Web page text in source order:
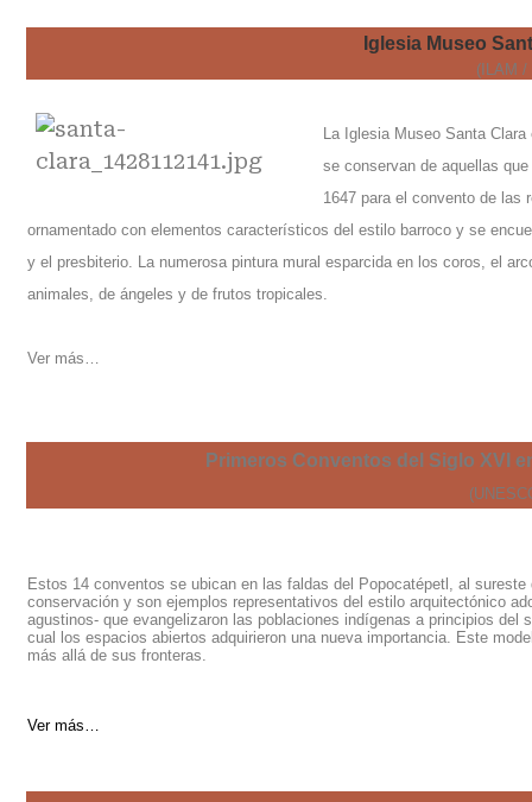
Iglesia Museo
(ILAM /
La Iglesia Museo Santa
se conservan de aquellas
1647 para el convento de las
ornamentado con elementos característicos del estilo barroco y se
y el presbiterio. La numerosa pintura mural esparcida en los coros, el
animales, de ángeles y de frutos tropicales.
Ver más…
Primeros Conventos del Siglo XVI
Estos 14 conventos se ubican en las faldas del Popocatépetl, al
conservación y son ejemplos representativos del estilo arquitectónico
agustinos- que evangelizaron las poblaciones indígenas a principios
cual los espacios abiertos adquirieron una nueva importancia. Este
más allá de sus fronteras.
Ver más…